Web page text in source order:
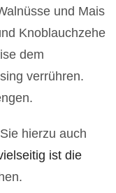
und Mais
Knoblauchzehe
dem
verrühren.
hierzu auch
ist die